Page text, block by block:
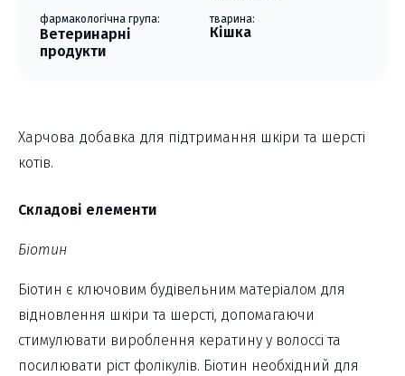
фармакологічна група:
Ветеринарні
продукти
тварина:
Кішка
Харчова добавка для підтримання шкіри та шерсті
котів.
Складові елементи
Біотин
Біотин є ключовим будівельним матеріалом для
відновлення шкіри та шерсті, допомагаючи
стимулювати вироблення кератину у волоссі та
посилювати ріст фолікулів. Біотин необхідний для